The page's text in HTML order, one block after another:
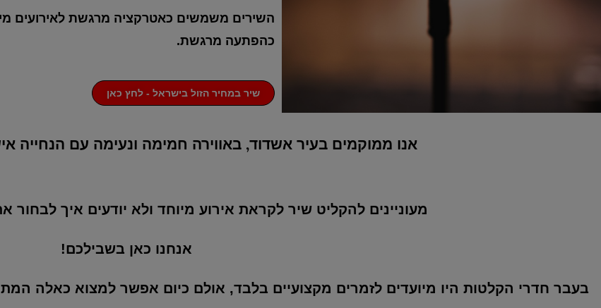
השירים משמשים כאטרקציה מרגשת לאירועים
כהפתעה מרגשת.
שיר במחיר הזול בישראל - לחץ כאן
אנו ממוקמים בעיר אשדוד, באווירה חמימה ונעימה עם הנחייה
מעוניינים להקליט שיר לקראת אירוע מיוחד ולא יודעים איך
אנחנו כאן בשבילכם!
בעבר חדרי הקלטות היו מיועדים לזמרים מקצועיים בלבד, אולם כיום אפשר למצוא כאלה